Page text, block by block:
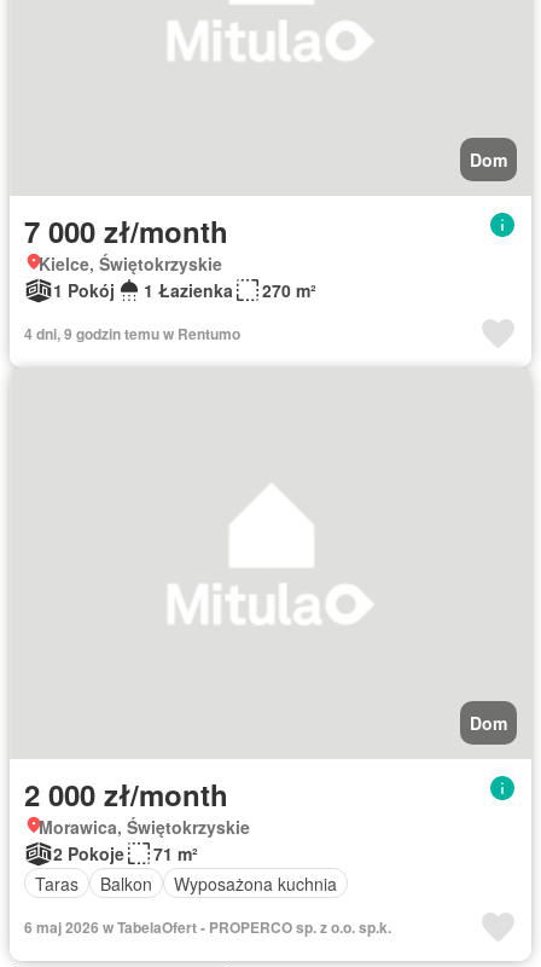
Dom
7 000 zł/month
Kielce, Świętokrzyskie
1 Pokój
1 Łazienka 270 m²
4 dni, 9 godzin temu w Rentumo
Dom
2 000 zł/month
Morawica, Świętokrzyskie
2 Pokoje
71 m²
Taras
Balkon Wyposażona kuchnia
6 maj 2026 w TabelaOfert - PROPERCO sp. z o.o. sp.k.